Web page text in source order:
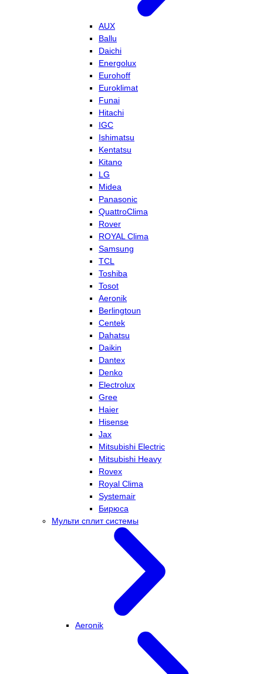
AUX
Ballu
Daichi
Energolux
Eurohoff
Euroklimat
Funai
Hitachi
IGC
Ishimatsu
Kentatsu
Kitano
LG
Midea
Panasonic
QuattroClima
Rover
ROYAL Clima
Samsung
TCL
Toshiba
Tosot
Aeronik
Berlingtoun
Centek
Dahatsu
Daikin
Dantex
Denko
Electrolux
Gree
Haier
Hisense
Jax
Mitsubishi Electric
Mitsubishi Heavy
Rovex
Royal Clima
Systemair
Бирюса
Мульти сплит системы
Aeronik